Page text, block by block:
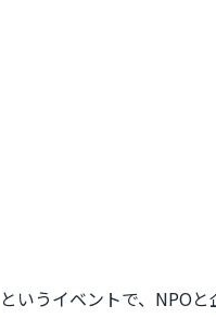
うイベントで、NPO